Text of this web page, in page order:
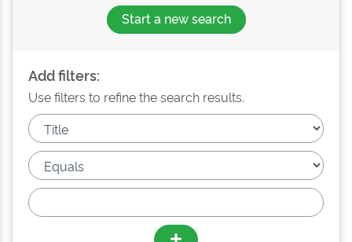
Start a new search
Add filters:
Use filters to refine the search results.